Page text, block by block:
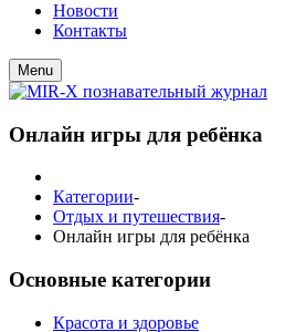
Новости
Контакты
Menu
Онлайн игры для ребёнка
Категории-
Отдых и путешествия-
Онлайн игры для ребёнка
Основные категории
Красота и здоровье